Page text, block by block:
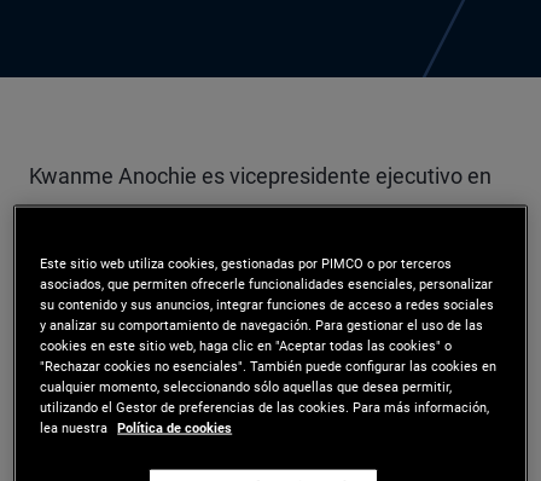
Kwanme Anochie es vicepresidente ejecutivo en
de gestión global de patrimonios (Global Wealth
Management) en Estados Unidos. Se encarga de
gestionar las relaciones estratégicas e impulsar el
desarrollo empresarial con asesores de inversión
en ofertas de productos públicos y privados dentro
Este sitio web utiliza cookies, gestionadas por PIMCO o por terceros
asociados, que permiten ofrecerle funcionalidades esenciales, personalizar
su contenido y sus anuncios, integrar funciones de acceso a redes sociales
y analizar su comportamiento de navegación. Para gestionar el uso de las
cookies en este sitio web, haga clic en "Aceptar todas las cookies" o
"Rechazar cookies no esenciales". También puede configurar las cookies en
cualquier momento, seleccionando sólo aquellas que desea permitir,
utilizando el Gestor de preferencias de las cookies. Para más información,
lea nuestra Política de cookies